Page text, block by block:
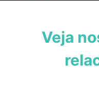
Veja